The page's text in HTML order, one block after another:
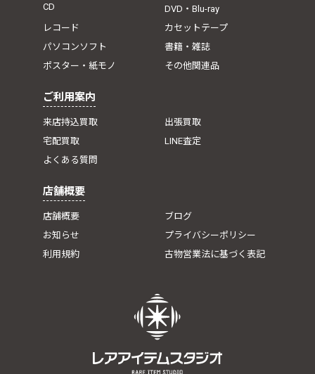
CD
DVD・Blu-ray
レコード
カセットテープ
パソコンソフト
書籍・雑誌
ポスター・紙モノ
その他関連品
ご利用案内
来店持込買取
出張買取
宅配買取
LINE査定
よくある質問
店舗概要
店舗概要
ブログ
お知らせ
プライバシーポリシー
利用規約
古物営業法に基づく表記